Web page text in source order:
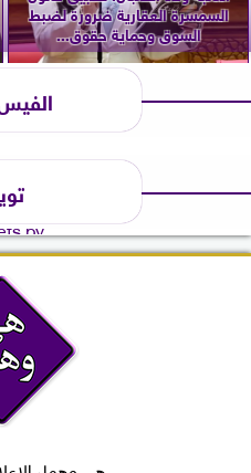
السمسرة العقارية ضرورة لضبط
السوق وحماية حقوق...
by